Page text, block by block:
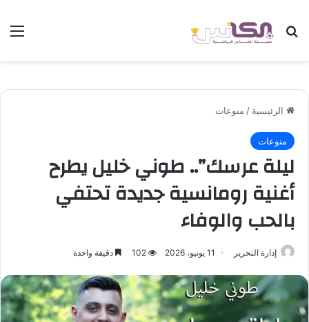
بحث عن
الرئيسية / منوعات
منوعات
ليلة عرسك”.. طوني خليل يطرح
أغنية رومانسية جديدة تحتفي
بالحب والوفاء
إدارة التحرير 11 يونيو، 2026 102 دقيقة واحدة